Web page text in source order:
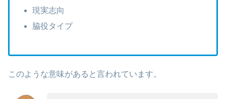
現実志向
脇役タイプ
このような意味があると言われています。